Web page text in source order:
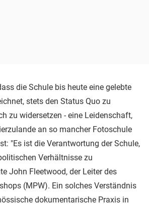
die Schule bis heute eine gelebte
stets den Status Quo zu
zu widersetzen - eine Leidenschaft,
an so mancher Fotoschule
"Es ist die Verantwortung der Schule,
Verhältnisse zu
John Fleetwood, der Leiter des
(MPW). Ein solches Verständnis
dokumentarische Praxis in